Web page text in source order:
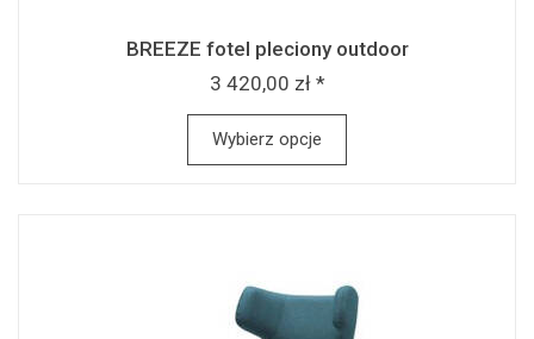
BREEZE fotel pleciony outdoor
3 420,00 zł *
Wybierz opcje